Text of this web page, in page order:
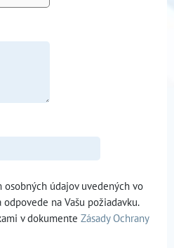
osobných údajov uvedených vo
na Vašu požiadavku.
v dokumente Zásady Ochrany